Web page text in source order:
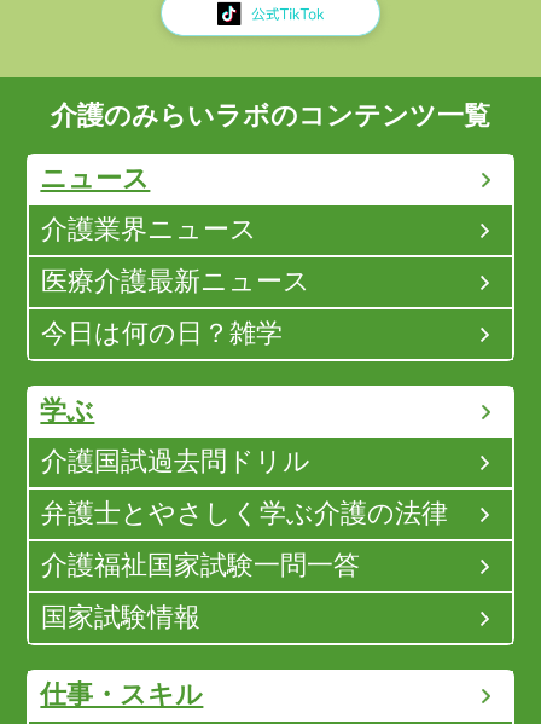
介護のみらいラボのコンテンツ一覧
ニュース
介護業界ニュース
医療介護最新ニュース
今日は何の日？雑学
学ぶ
介護国試過去問ドリル
弁護士とやさしく学ぶ介護の法律
介護福祉国家試験一問一答
国家試験情報
仕事・スキル